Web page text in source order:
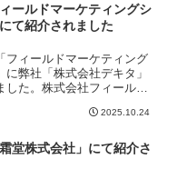
ールドマーケティングシ
て紹介されました
フィールドマーケティング
に弊社「株式会社デキタ」
した。株式会社フィールド
底するラウンダー・営業代
店頭調査、...
2025.10.24
堂株式会社」にて紹介さ